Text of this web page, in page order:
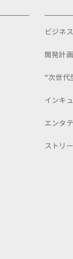
ビジネ
開発計画
“次世代
インキ
エンタ
ストリ